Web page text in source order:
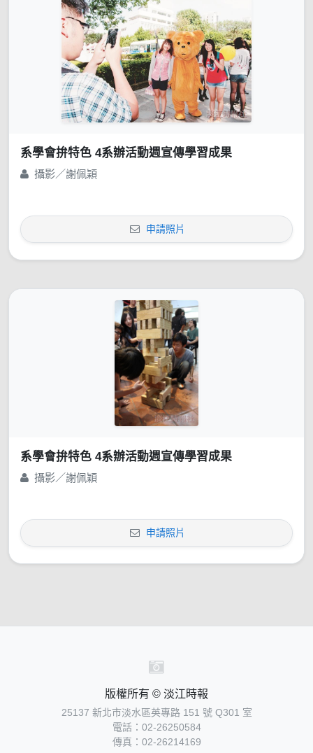
系學會拚特色 4系辦活動週宣傳學習成果
攝影／謝佩穎
申請照片
系學會拚特色 4系辦活動週宣傳學習成果
攝影／謝佩穎
申請照片
版權所有 © 淡江時報
25137 新北市淡水區英專路 151 號 Q301 室
電話：02-26250584
傳真：02-26214169